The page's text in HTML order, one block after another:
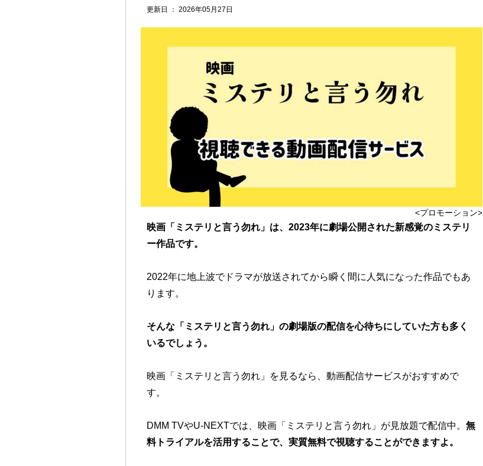
更新日 ： 2026年05月27日
<プロモーション>
映画「ミステリと言う勿れ」は、2023年に劇場公開された新感覚のミステリ
ー作品です。
2022年に地上波でドラマが放送されてから瞬く間に人気になった作品でもあ
ります。
そんな「ミステリと言う勿れ」の劇場版の配信を心待ちにしていた方も多く
いるでしょう。
映画「ミステリと言う勿れ」を見るなら、動画配信サービスがおすすめで
す。
DMM TVやU-NEXTでは、映画「ミステリと言う勿れ」が見放題で配信中。 無
料トライアルを活用することで、実質無料で視聴することができますよ。